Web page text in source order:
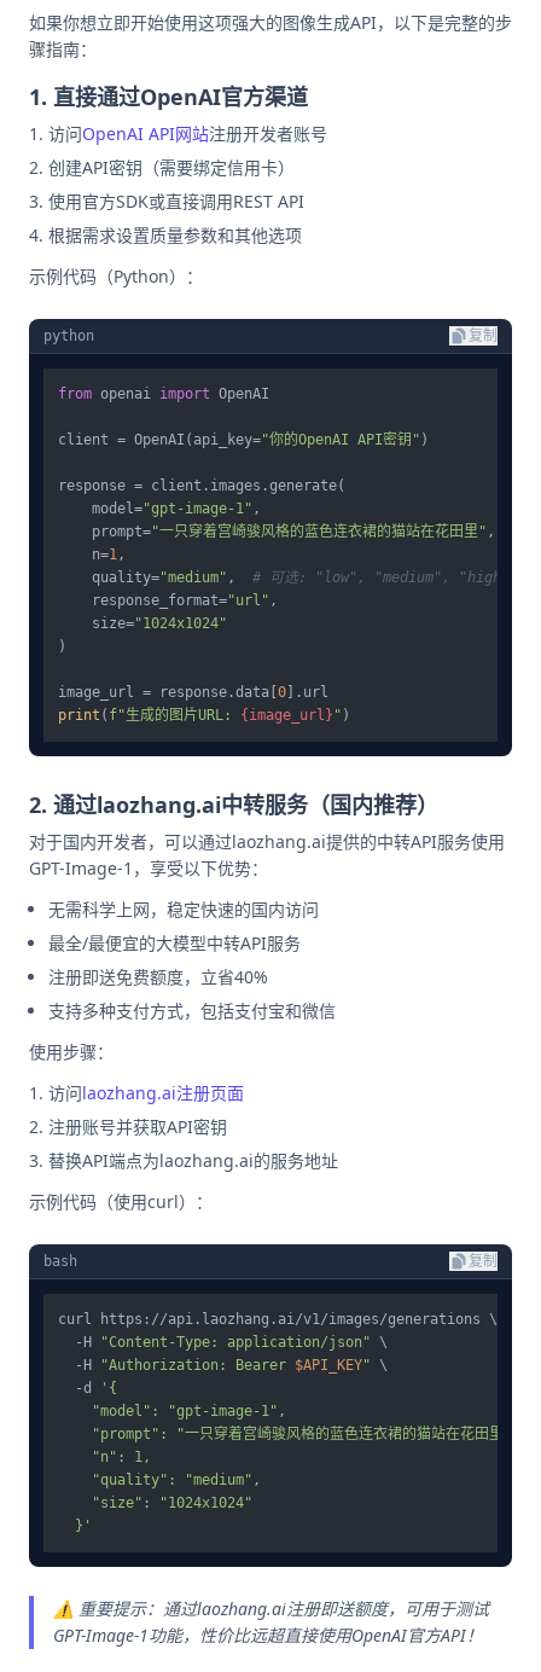
如果你想立即开始使用这项强大的图像生成API，以下是完整的步
骤指南：
1. 直接通过OpenAI官方渠道
访问OpenAI API网站注册开发者账号
创建API密钥（需要绑定信用卡）
使用官方SDK或直接调用REST API
根据需求设置质量参数和其他选项
示例代码（Python）：
python 复制
from openai import OpenAI
client = OpenAI(api_key="你的OpenAI API密钥" )
response = client.images.generate(
    model=
"gpt-image-1" ,
    prompt=
"一只穿着宫崎骏风格的蓝色连衣裙的猫站在花田里" ,
    n=
1,
    quality=
"medium" , # 可选: "low", "medium", "high"
    response_format=
"url" ,
    size=
"1024x1024"
)
image_url = response.data[ 0
print ( f"生成的图片URL: {image_url} "
2. 通过laozhang.ai中转服务（国内推荐）
对于国内开发者，可以通过laozhang.ai提供的中转API服务使用
GPT-Image-1，享受以下优势：
无需科学上网，稳定快速的国内访问
最全/最便宜的大模型中转API服务
注册即送免费额度，立省40%
支持多种支付方式，包括支付宝和微信
使用步骤：
访问laozhang.ai注册页面
注册账号并获取API密钥
替换API端点为laozhang.ai的服务地址
示例代码（使用curl）：
bash 复制
curl https://api.laozhang.ai/v1/images/generations \
  -H
"Content-Type: application/json" \
  -H
"Authorization: Bearer $API_KEY" \
  -d
'{
    "model": "gpt-image-1",
    "prompt": "一只穿着宫崎骏风格的蓝色连衣裙的猫站在花田里",
    "n": 1,
    "quality": "medium",
    "size": "1024x1024"
  }'
⚠️ 重要提示：通过laozhang.ai注册即送额度，可用于测试
GPT-Image-1功能，性价比远超直接使用OpenAI官方API！